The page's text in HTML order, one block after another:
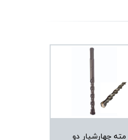
مته چهارشیار دو